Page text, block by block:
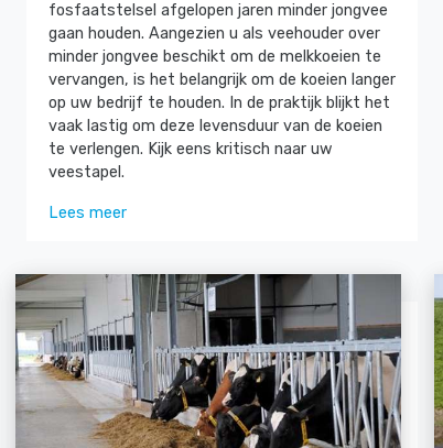
fosfaatstelsel afgelopen jaren minder jongvee
gaan houden. Aangezien u als veehouder over
minder jongvee beschikt om de melkkoeien te
vervangen, is het belangrijk om de koeien langer
op uw bedrijf te houden. In de praktijk blijkt het
vaak lastig om deze levensduur van de koeien
te verlengen. Kijk eens kritisch naar uw
veestapel.
Lees meer